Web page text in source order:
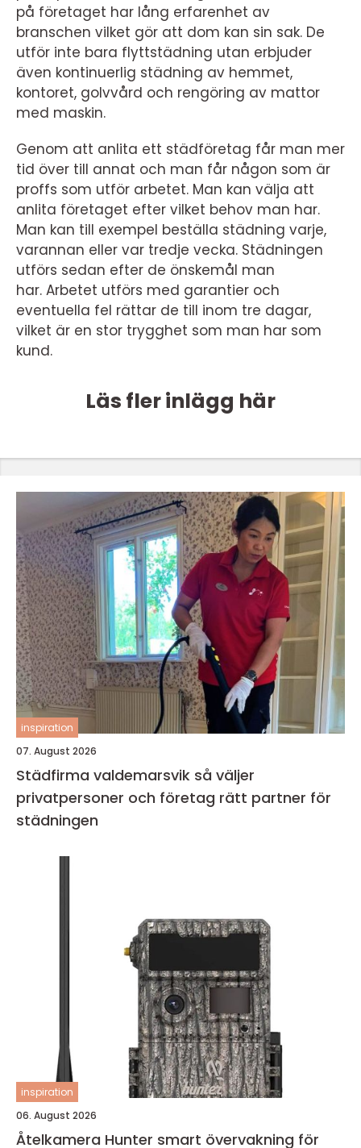
på företaget har lång erfarenhet av
branschen vilket gör att dom kan sin sak. De
utför inte bara flyttstädning utan erbjuder
även kontinuerlig städning av hemmet,
kontoret, golvvård och rengöring av mattor
med maskin.
Genom att anlita ett städföretag får man mer
tid över till annat och man får någon som är
proffs som utför arbetet. Man kan välja att
anlita företaget efter vilket behov man har.
Man kan till exempel beställa städning varje,
varannan eller var tredje vecka. Städningen
utförs sedan efter de önskemål man
har. Arbetet utförs med garantier och
eventuella fel rättar de till inom tre dagar,
vilket är en stor trygghet som man har som
kund.
Läs fler inlägg här
inspiration
07. August 2026
Städfirma valdemarsvik så väljer
privatpersoner och företag rätt partner för
städningen
inspiration
06. August 2026
Åtelkamera Hunter smart övervakning för